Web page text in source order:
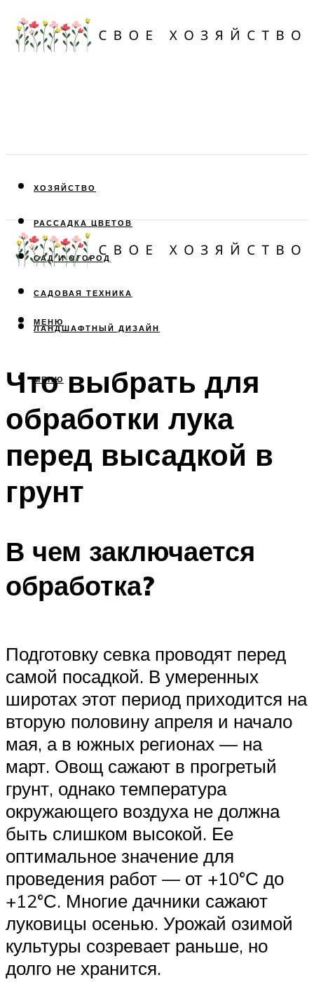
ХОЗЯЙСТВО
РАССАДКА ЦВЕТОВ
САД И ОГОРОД
САДОВАЯ ТЕХНИКА
ЛАНДШАФТНЫЙ ДИЗАЙН
МЕНЮ
МЕНЮ
Что выбрать для
обработки лука
перед высадкой в
грунт
В чем заключается
обработка?
Подготовку севка проводят перед
самой посадкой. В умеренных
широтах этот период приходится на
вторую половину апреля и начало
мая, а в южных регионах — на
март. Овощ сажают в прогретый
грунт, однако температура
окружающего воздуха не должна
быть слишком высокой. Ее
оптимальное значение для
проведения работ — от +10°С до
+12°С. Многие дачники сажают
луковицы осенью. Урожай озимой
культуры созревает раньше, но
долго не хранится.